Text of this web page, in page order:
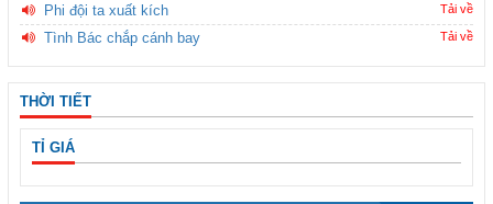
Phi đội ta xuất kích Tải về
Tình Bác chắp cánh bay Tải về
THỜI TIẾT
TỈ GIÁ